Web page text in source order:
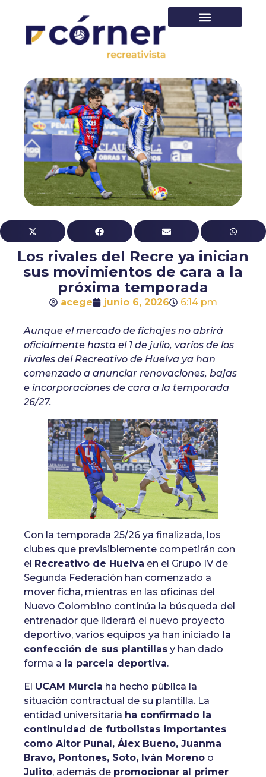
Los rivales del Recre ya inician
sus movimientos de cara a la
próxima temporada
acege junio 6, 2026 6:14 pm
Aunque el mercado de fichajes no abrirá
oficialmente hasta el 1 de julio, varios de los
rivales del Recreativo de Huelva ya han
comenzado a anunciar renovaciones, bajas
e incorporaciones de cara a la temporada
26/27.
Con la temporada 25/26 ya finalizada, los
clubes que previsiblemente competirán con
el Recreativo de Huelva en el Grupo IV de
Segunda Federación han comenzado a
mover ficha, mientras en las oficinas del
Nuevo Colombino continúa la búsqueda del
entrenador que liderará el nuevo proyecto
deportivo, varios equipos ya han iniciado la
confección de sus plantillas y han dado
forma a la parcela deportiva.
El UCAM Murcia ha hecho pública la
situación contractual de su plantilla. La
entidad universitaria ha confirmado la
continuidad de futbolistas importantes
como Aitor Puñal, Álex Bueno, Juanma
Bravo, Pontones, Soto, Iván Moreno o
Julito, además de promocionar al primer